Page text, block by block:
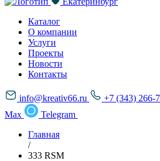
Каталог
О компании
Услуги
Проекты
Новости
Контакты
info@kreativ66.ru
+7 (343) 266-
Max
Telegram
Главная
/
333 RSM